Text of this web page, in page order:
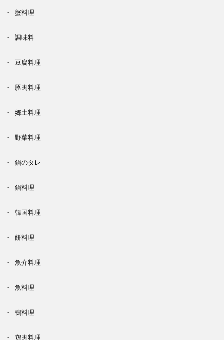
蟹料理
調味料
豆腐料理
豚肉料理
郷土料理
野菜料理
鍋のタレ
鍋料理
韓国料理
餅料理
魚介料理
魚料理
鴨料理
鶏肉料理